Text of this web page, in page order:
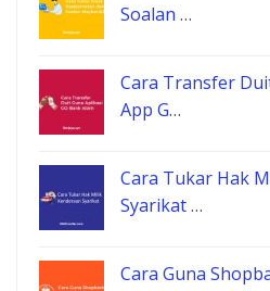
Soalan …
Cara Transfer
App G…
Cara Tukar Hak
Syarikat …
Cara Guna